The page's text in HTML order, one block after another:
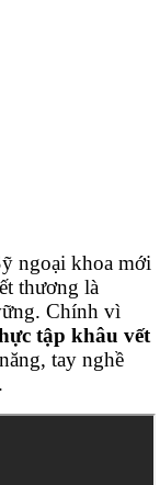
ngoại khoa mới
thương là
Chính vì
tập khâu vết
tay nghề